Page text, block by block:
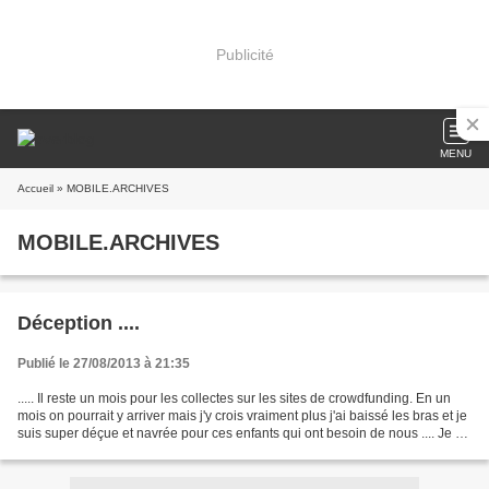
Publicité
MENU
Accueil » MOBILE.ARCHIVES
MOBILE.ARCHIVES
Déception ....
Publié le 27/08/2013 à 21:35
..... Il reste un mois pour les collectes sur les sites de crowdfunding. En un
mois on pourrait y arriver mais j'y crois vraiment plus j'ai baissé les bras et je
suis super déçue et navrée pour ces enfants qui ont besoin de nous .... Je ne